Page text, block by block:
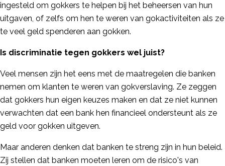
ingesteld om gokkers te helpen bij het beheersen van hun
uitgaven, of zelfs om hen te weren van gokactiviteiten als ze
te veel geld spenderen aan gokken.
Is discriminatie tegen gokkers wel juist?
Veel mensen zijn het eens met de maatregelen die banken
nemen om klanten te weren van gokverslaving. Ze zeggen
dat gokkers hun eigen keuzes maken en dat ze niet kunnen
verwachten dat een bank hen financieel ondersteunt als ze
geld voor gokken uitgeven.
Maar anderen denken dat banken te streng zijn in hun beleid.
Zij stellen dat banken moeten leren om de risico's van